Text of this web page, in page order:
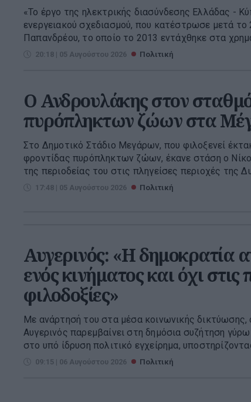
«Το έργο της ηλεκτρικής διασύνδεσης Ελλάδας -
ενεργειακού σχεδιασμού, που κατέστρωσε μετά
Παπανδρέου, το οποίο το 2013 εντάχθηκε στα
20:18 | 05 Αυγούστου 2026 Πολιτική
Ο Ανδρουλάκης στον
πυρόπληκτων ζώων στα
Στο Δημοτικό Στάδιο Μεγάρων, που φιλοξενεί
φροντίδας πυρόπληκτων ζώων, έκανε στάση ο
της περιοδείας του στις πληγείσες περιοχές της
17:48 | 05 Αυγούστου 2026 Πολιτική
Αυγερινός: «Η δημοκρατία
ενός κινήματος και όχι
φιλοδοξίες»
Με ανάρτησή του στα μέσα κοινωνικής
Αυγερινός παρεμβαίνει στη δημόσια συζήτηση
στο υπό ίδρυση πολιτικό εγχείρημα,
09:15 | 06 Αυγούστου 2026 Πολιτική